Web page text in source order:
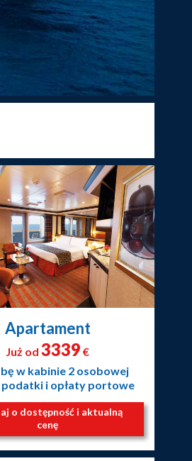
Apartament
Już od 3339 €
w kabinie 2 osobowej
podatki i opłaty portowe
o dostępność i aktualną
cenę